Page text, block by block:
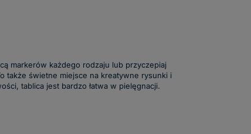
markerów każdego rodzaju lub przyczepiaj
także świetne miejsce na kreatywne rysunki i
tablica jest bardzo łatwa w pielęgnacji.